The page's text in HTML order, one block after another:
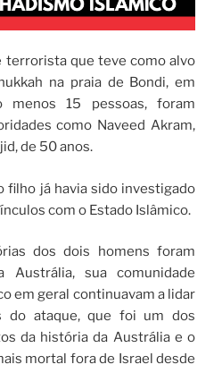
terrorista que teve como alvo
na praia de Bondi, em
menos 15 pessoas, foram
como Naveed Akram,
de 50 anos.
filho já havia sido investigado
com o Estado Islâmico.
dos dois homens foram
Austrália, sua comunidade
em geral continuavam a lidar
do ataque, que foi um dos
da história da Austrália e o
mortal fora de Israel desde